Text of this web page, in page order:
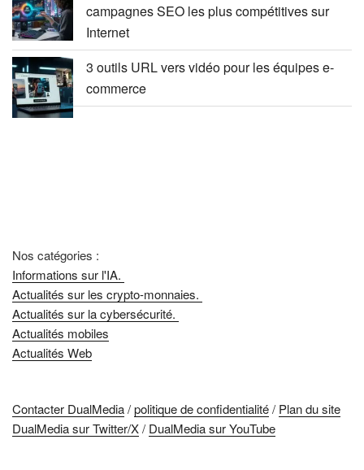
campagnes SEO les plus compétitives sur
Internet
3 outils URL vers vidéo pour les équipes e-
commerce
Nos catégories :
Informations sur l'IA.
Actualités sur les crypto-monnaies.
Actualités sur la cybersécurité.
Actualités mobiles
Actualités Web
Contacter DualMedia/politique de confidentialité/ Plan du site
DualMedia sur Twitter/X/ DualMedia sur YouTube